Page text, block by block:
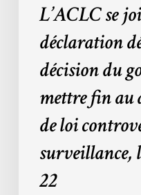
relatif
L’ACLC se
déclaration
décision du
mettre fin au
de loi
surveillance,
22